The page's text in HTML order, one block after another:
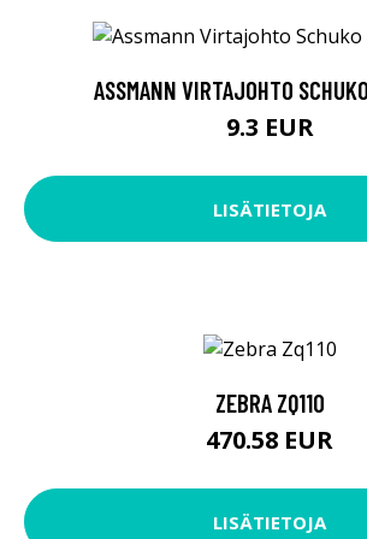
ASSMANN VIRTAJOHTO
9.3 EUR
LISÄTIETOJA
ZEBRA ZQ110
470.58 EUR
LISÄTIETOJA